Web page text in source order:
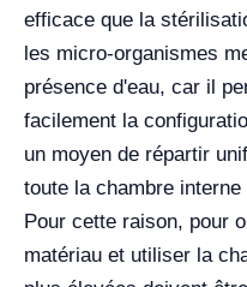
efficace que la
les micro-organismes
présence d'eau, car il
facilement la
un moyen de répartir
toute la chambre
Pour cette raison, pour
matériau et utiliser la